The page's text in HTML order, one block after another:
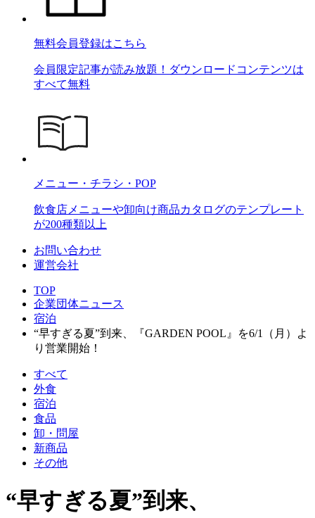
無料会員登録はこちら
会員限定記事が読み放題！ダウンロードコンテンツは
すべて無料
メニュー・チラシ・POP
飲食店メニューや卸向け商品カタログのテンプレート
が200種類以上
お問い合わせ
運営会社
TOP
企業団体ニュース
宿泊
“早すぎる夏”到来、『GARDEN POOL』を6/1（月）よ
り営業開始！
すべて
外食
宿泊
食品
卸・問屋
新商品
その他
“早すぎる夏”到来、